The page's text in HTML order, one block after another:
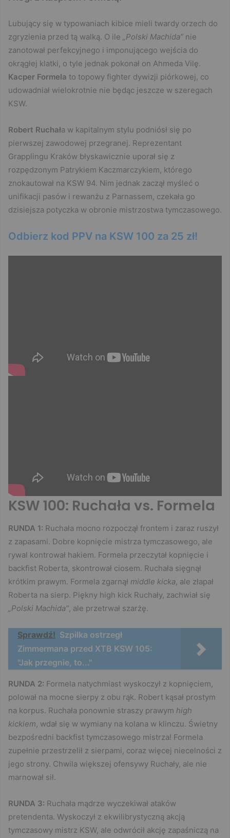
Lubujący się w typowaniach kibice mieli twardy orzech do
zgryzienia przed tą walką. O ile
„Polski Machida” nie
zanotował perfekcyjnego i imponującego wejścia do
okrągłej klatki, o tyle jednak pokonał on Ahmeda Vilę.
Kacper Formela to topowy fighter dywizji piórkowej, co
udowadniał wielokrotnie nie będąc jeszcze w szeregach
KSW.
Robert Ruchała w kapitalnym stylu podniósł się po
pierwszej zawodowej przegranej. Reprezentant
Grapplingu Kraków błyskawicznie uporał się z
rozpędzonym Patrykiem Kaczmarczykiem, którego
znokautował na KSW 94. Nim jednak zaczął myśleć o
unifikacji pasów i rewanżu z Parnassem, czekała go
dzisiejsza potyczka w obronie mistrzostwa tymczasowego.
Odbierz kod PPV na KSW 100 za 25 zł!
KSW 100: Ruchała vs. Formela
RUNDA 1: Ruchała mocno rozpoczął frontem i zaraz ruszył
z zapasami. Dobre kopnięcie mistrza tymczasowego, ale
rywal kontrował hakiem. Formela przeczytał kopnięcie i
backfist Roberta, skontrował ciosem. Ruchała sięgnął
krótkim prawym. Formela zgarnął middle kicka, ale złapał
Roberta na sierp. Piękny high kick Ruchały, zachwiał się
„Polski Machida”, ale przetrwał szarżę.
Sprawdź! Szpilka ostrzegł
Zimmermana przed XTB KSW 105:
"Jak przegnie, to..."
RUNDA 2: Formela natychmiast wyskoczył z kopnięciem,
polował na mocne sierpy z obu rąk. Robert kąsał prostym
na korpus. Ruchała ponownie straszy prawym high
kickiem, wdał się w wymiany na kolana w klinczu. Świetny
bezpośredni backfist tymczasowego mistrza! Formela
zupełnie przestrzelił z sierpami, coraz więcej niecelności z
jego strony. Chwila większej ofensywy Ruchały, ale nie
marnował sił.
RUNDA 3: Ruchała mądrze wyczekiwał ataków
pretendenta. Wyskoczył z ekwilibrystyczną akcją
tymczasowy mistrz KSW, ale odwrócił akcję zapaśniczą na